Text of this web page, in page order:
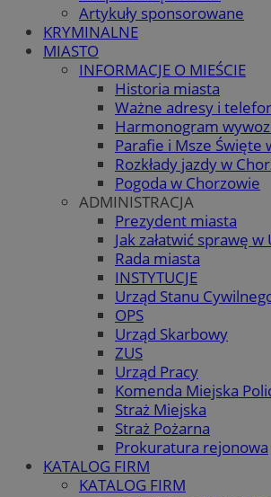
Artykuły sponsorowane
KRYMINALNE
MIASTO
INFORMACJE O MIEŚCIE
Historia miasta
Ważne adresy i
Harmonogram
Parafie i Msze Święte
Rozkłady jazdy w
Pogoda w Chorzowie
ADMINISTRACJA
Prezydent miasta
Jak załatwić sprawę
Rada miasta
INSTYTUCJE
Urząd Stanu
OPS
Urząd Skarbowy
ZUS
Urząd Pracy
Komenda Miejska
Straż Miejska
Straż Pożarna
Prokuratura rejonowa
KATALOG FIRM
KATALOG FIRM